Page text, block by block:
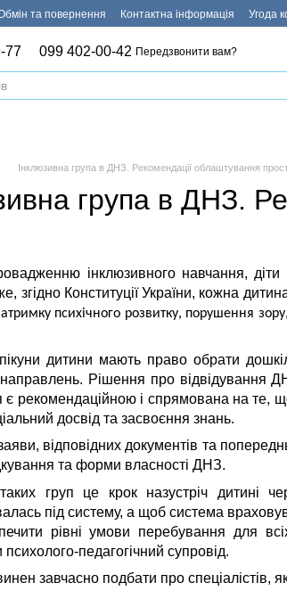
та повернення Контактна інформація Угода
77 099 402-00-42 Передзвонити вам?
Інклюзивна група в ДНЗ. Рекомендації облаштування
група в ДНЗ.
інклюзивного навчання, діти
згідно Конституції України, кожна
психічного розвитку, порушення
дитини мають право обрати
Рішення про відвідування
є рекомендаційною і спрямована на те,
досвід та засвоєння знань.
відповідних документів та
та форми власності ДНЗ.
груп це крок назустріч
під систему, а щоб система
рівні умови перебування для
психолого-педагогічний супровід.
завчасно подбати про спеціалістів,